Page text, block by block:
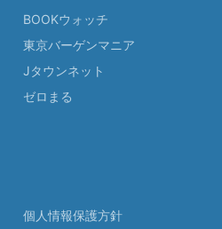
BOOKウォッチ
東京バーゲンマニア
Jタウンネット
ゼロまる
個人情報保護方針